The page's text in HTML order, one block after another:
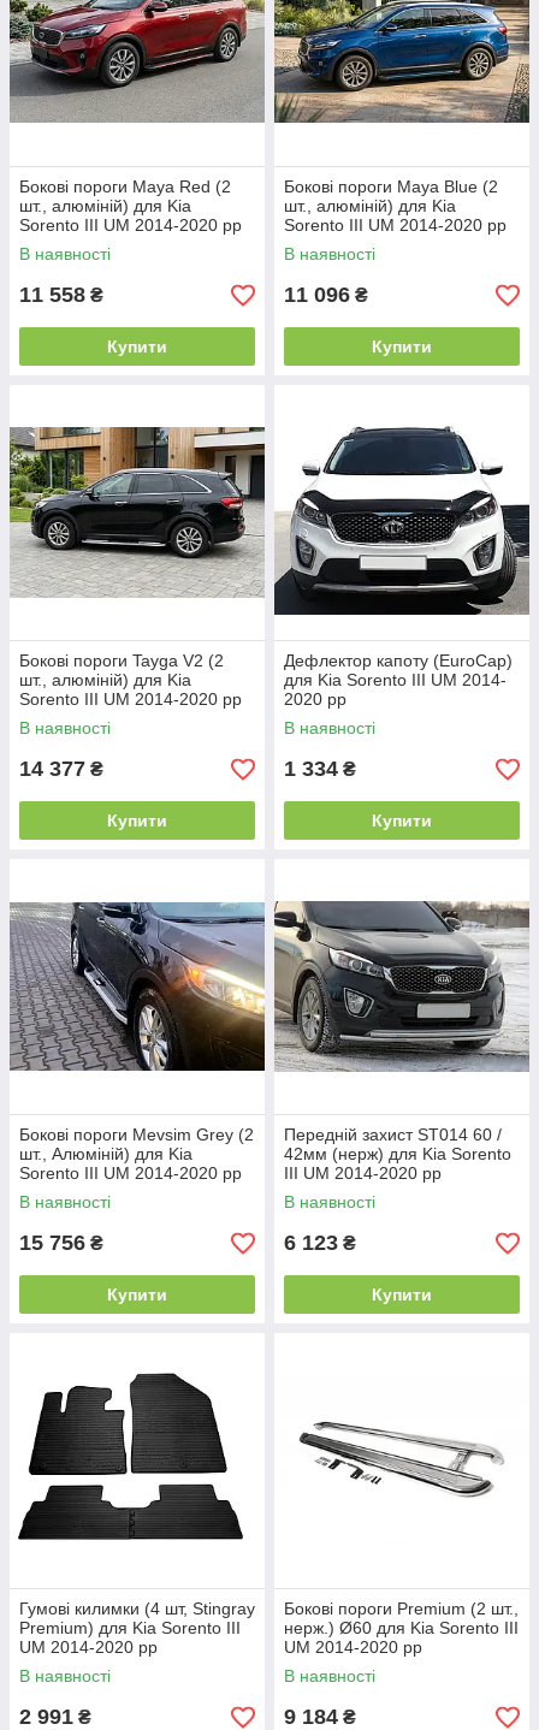
Бокові пороги Maya Red (2
шт., алюміній) для Kia
Sorento III UM 2014-2020 рр
В наявності
11 558 ₴
Купити
Бокові пороги Maya Blue (2
шт., алюміній) для Kia
Sorento III UM 2014-2020 рр
В наявності
11 096 ₴
Купити
Бокові пороги Tayga V2 (2
шт., алюміній) для Kia
Sorento III UM 2014-2020 рр
В наявності
14 377 ₴
Купити
Дефлектор капоту (EuroCap)
для Kia Sorento III UM 2014-
2020 рр
В наявності
1 334 ₴
Купити
Бокові пороги Mevsim Grey (2
шт., Алюміній) для Kia
Sorento III UM 2014-2020 рр
В наявності
15 756 ₴
Купити
Передній захист ST014 60 /
42мм (нерж) для Kia Sorento
III UM 2014-2020 рр
В наявності
6 123 ₴
Купити
Гумові килимки (4 шт, Stingray
Premium) для Kia Sorento III
UM 2014-2020 рр
В наявності
2 991 ₴
Бокові пороги Premium (2 шт.,
нерж.) Ø60 для Kia Sorento III
UM 2014-2020 рр
В наявності
9 184 ₴